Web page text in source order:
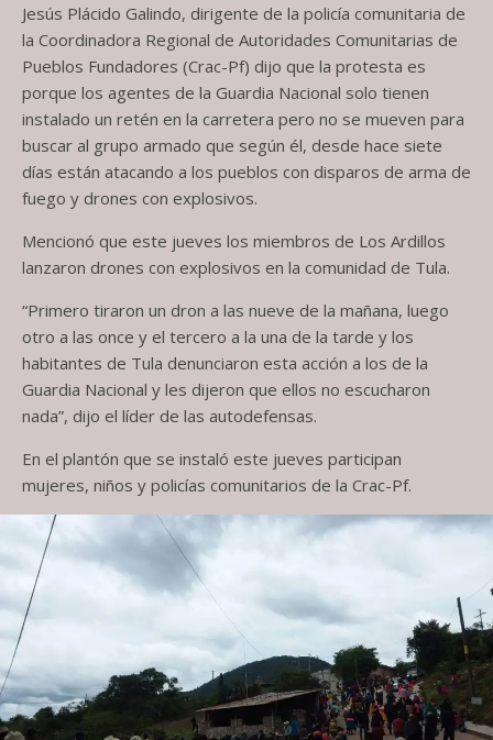
Jesús Plácido Galindo, dirigente de la policía comunitaria de
la Coordinadora Regional de Autoridades Comunitarias de
Pueblos Fundadores (Crac-Pf) dijo que la protesta es
porque los agentes de la Guardia Nacional solo tienen
instalado un retén en la carretera pero no se mueven para
buscar al grupo armado que según él, desde hace siete
días están atacando a los pueblos con disparos de arma de
fuego y drones con explosivos.
Mencionó que este jueves los miembros de Los Ardillos
lanzaron drones con explosivos en la comunidad de Tula.
“Primero tiraron un dron a las nueve de la mañana, luego
otro a las once y el tercero a la una de la tarde y los
habitantes de Tula denunciaron esta acción a los de la
Guardia Nacional y les dijeron que ellos no escucharon
nada”, dijo el líder de las autodefensas.
En el plantón que se instaló este jueves participan
mujeres, niños y policías comunitarios de la Crac-Pf.